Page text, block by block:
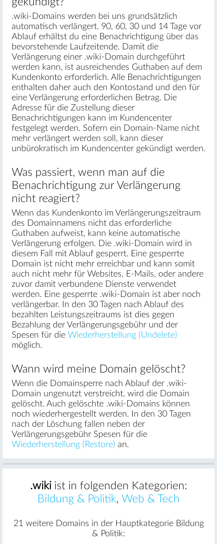
.wiki-Domains werden bei uns grundsätzlich
automatisch verlängert. 90, 60, 30 und 14 Tage vor
Ablauf erhältst du eine Benachrichtigung über das
bevorstehende Laufzeitende. Damit die
Verlängerung einer .wiki-Domain durchgeführt
werden kann, ist ausreichendes Guthaben auf dem
Kundenkonto erforderlich. Alle Benachrichtigungen
enthalten daher auch den Kontostand und den für
eine Verlängerung erforderlichen Betrag. Die
Adresse für die Zustellung dieser
Benachrichtigungen kann im Kundencenter
festgelegt werden. Sofern ein Domain-Name nicht
mehr verlängert werden soll, kann dieser
unbürokratisch im Kundencenter gekündigt werden.
Was passiert, wenn man auf die
Benachrichtigung zur Verlängerung
nicht reagiert?
Wenn das Kundenkonto im Verlängerungszeitraum
des Domainnamens nicht das erforderliche
Guthaben aufweist, kann keine automatische
Verlängerung erfolgen. Die .wiki-Domain wird in
diesem Fall mit Ablauf gesperrt. Eine gesperrte
Domain ist nicht mehr erreichbar und kann somit
auch nicht mehr für Websites, E-Mails, oder andere
zuvor damit verbundene Dienste verwendet
werden. Eine gesperrte .wiki-Domain ist aber noch
verlängerbar. In den 30 Tagen nach Ablauf des
bezahlten Leistungszeitraums ist dies gegen
Bezahlung der Verlängerungsgebühr und der
Spesen für die Wiederherstellung (Undelete)
möglich.
Wann wird meine Domain gelöscht?
Wenn die Domainsperre nach Ablauf der .wiki-
Domain ungenutzt verstreicht, wird die Domain
gelöscht. Auch gelöschte .wiki-Domains können
noch wiederhergestellt werden. In den 30 Tagen
nach der Löschung fallen neben der
Verlängerungsgebühr Spesen für die
Wiederherstellung (Restore) an.
.wiki ist in folgenden Kategorien:
Bildung & Politik, Web & Tech
21 weitere Domains in der Hauptkategorie Bildung
& Politik: